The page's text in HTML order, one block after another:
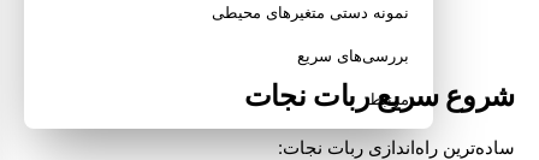
شروع سریع ربات نجات
ساده‌ترین راه‌اندازی ربات نجات:
نمونه دستی متغیرهای محیطی
بررسی‌های سریع
مرتبط